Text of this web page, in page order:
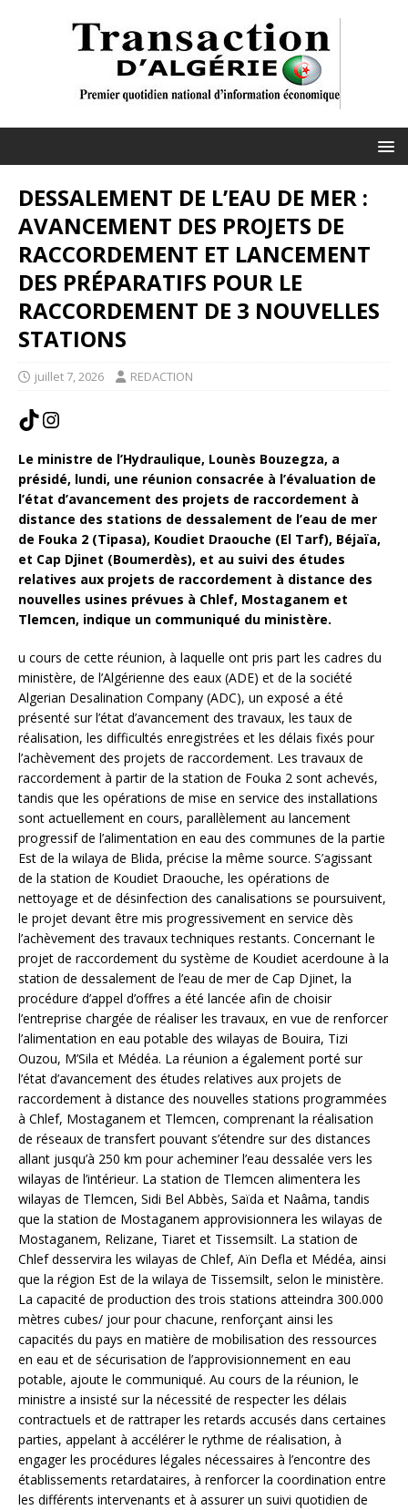
DESSALEMENT DE L’EAU DE MER :
AVANCEMENT DES PROJETS DE
RACCORDEMENT ET LANCEMENT
DES PRÉPARATIFS POUR LE
RACCORDEMENT DE 3 NOUVELLES
STATIONS
juillet 7, 2026 REDACTION
Le ministre de l’Hydraulique, Lounès Bouzegza, a
présidé, lundi, une réunion consacrée à l’évaluation de
l’état d’avancement des projets de raccordement à
distance des stations de dessalement de l’eau de mer
de Fouka 2 (Tipasa), Koudiet Draouche (El Tarf), Béjaïa,
et Cap Djinet (Boumerdès), et au suivi des études
relatives aux projets de raccordement à distance des
nouvelles usines prévues à Chlef, Mostaganem et
Tlemcen, indique un communiqué du ministère.
u cours de cette réunion, à laquelle ont pris part les cadres du
ministère, de l’Algérienne des eaux (ADE) et de la société
Algerian Desalination Company (ADC), un exposé a été
présenté sur l’état d’avancement des travaux, les taux de
réalisation, les difficultés enregistrées et les délais fixés pour
l’achèvement des projets de raccordement. Les travaux de
raccordement à partir de la station de Fouka 2 sont achevés,
tandis que les opérations de mise en service des installations
sont actuellement en cours, parallèlement au lancement
progressif de l’alimentation en eau des communes de la partie
Est de la wilaya de Blida, précise la même source. S’agissant
de la station de Koudiet Draouche, les opérations de
nettoyage et de désinfection des canalisations se poursuivent,
le projet devant être mis progressivement en service dès
l’achèvement des travaux techniques restants. Concernant le
projet de raccordement du système de Koudiet acerdoune à la
station de dessalement de l’eau de mer de Cap Djinet, la
procédure d’appel d’offres a été lancée afin de choisir
l’entreprise chargée de réaliser les travaux, en vue de renforcer
l’alimentation en eau potable des wilayas de Bouira, Tizi
Ouzou, M’Sila et Médéa. La réunion a également porté sur
l’état d’avancement des études relatives aux projets de
raccordement à distance des nouvelles stations programmées
à Chlef, Mostaganem et Tlemcen, comprenant la réalisation
de réseaux de transfert pouvant s’étendre sur des distances
allant jusqu’à 250 km pour acheminer l’eau dessalée vers les
wilayas de l’intérieur. La station de Tlemcen alimentera les
wilayas de Tlemcen, Sidi Bel Abbès, Saïda et Naâma, tandis
que la station de Mostaganem approvisionnera les wilayas de
Mostaganem, Relizane, Tiaret et Tissemsilt. La station de
Chlef desservira les wilayas de Chlef, Aïn Defla et Médéa, ainsi
que la région Est de la wilaya de Tissemsilt, selon le ministère.
La capacité de production des trois stations atteindra 300.000
mètres cubes/ jour pour chacune, renforçant ainsi les
capacités du pays en matière de mobilisation des ressources
en eau et de sécurisation de l’approvisionnement en eau
potable, ajoute le communiqué. Au cours de la réunion, le
ministre a insisté sur la nécessité de respecter les délais
contractuels et de rattraper les retards accusés dans certaines
parties, appelant à accélérer le rythme de réalisation, à
engager les procédures légales nécessaires à l’encontre des
établissements retardataires, à renforcer la coordination entre
les différents intervenants et à assurer un suivi quotidien de